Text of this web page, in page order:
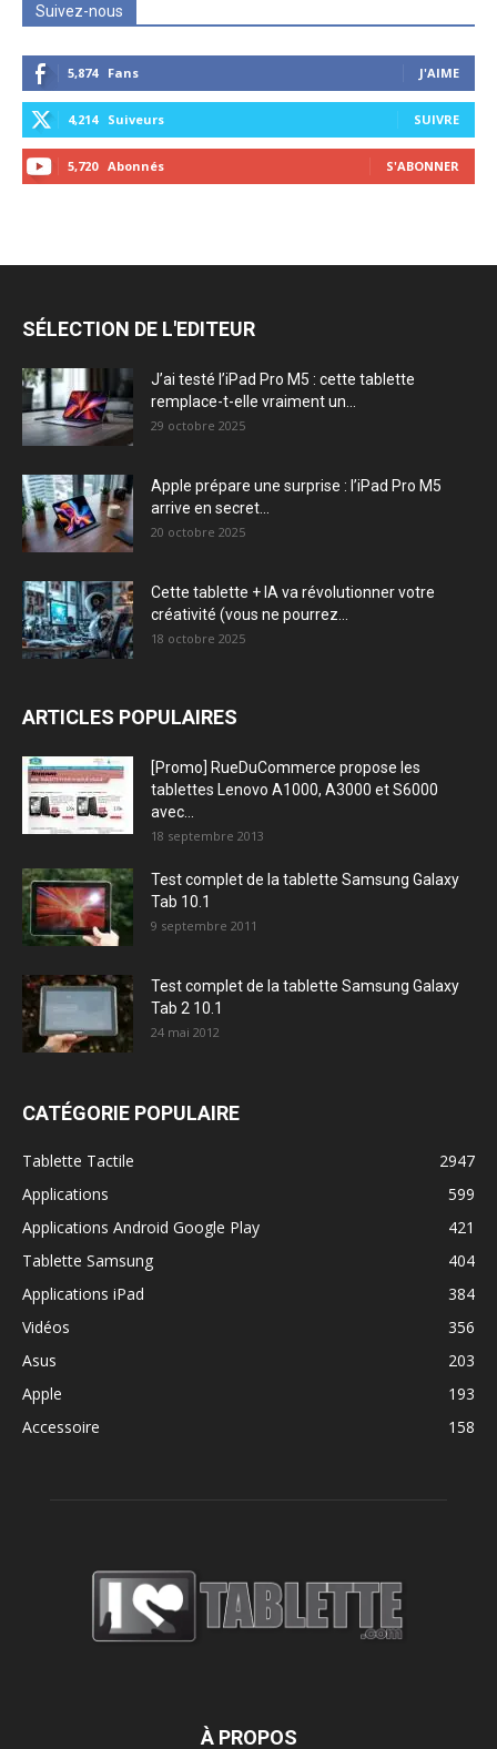
Suivez-nous
5,874 Fans J'AIME
4,214 Suiveurs SUIVRE
5,720 Abonnés S'ABONNER
SÉLECTION DE L'EDITEUR
J’ai testé l’iPad Pro M5 : cette tablette
remplace-t-elle vraiment un...
29 octobre 2025
Apple prépare une surprise : l’iPad Pro M5
arrive en secret...
20 octobre 2025
Cette tablette + IA va révolutionner votre
créativité (vous ne pourrez...
18 octobre 2025
ARTICLES POPULAIRES
[Promo] RueDuCommerce propose les
tablettes Lenovo A1000, A3000 et S6000
avec...
18 septembre 2013
Test complet de la tablette Samsung Galaxy
Tab 10.1
9 septembre 2011
Test complet de la tablette Samsung Galaxy
Tab 2 10.1
24 mai 2012
CATÉGORIE POPULAIRE
Tablette Tactile
2947
Applications
599
Applications Android Google Play
421
Tablette Samsung
404
Applications iPad
384
Vidéos
356
Asus
203
Apple
193
Accessoire
158
À PROPOS